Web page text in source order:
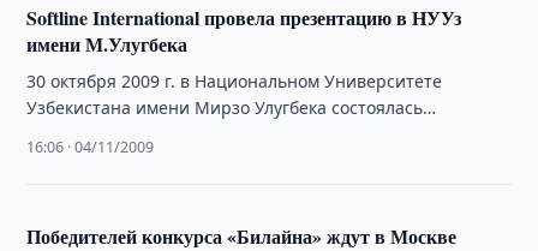
Softline International провела презентацию в НУУз
имени М.Улугбека
30 октября 2009 г. в Национальном Университете
Узбекистана имени Мирзо Улугбека состоялась
студентов механико-математического факультета.
16:06 · 04/11/2009
Победителей конкурса «Билайна» ждут в Москве